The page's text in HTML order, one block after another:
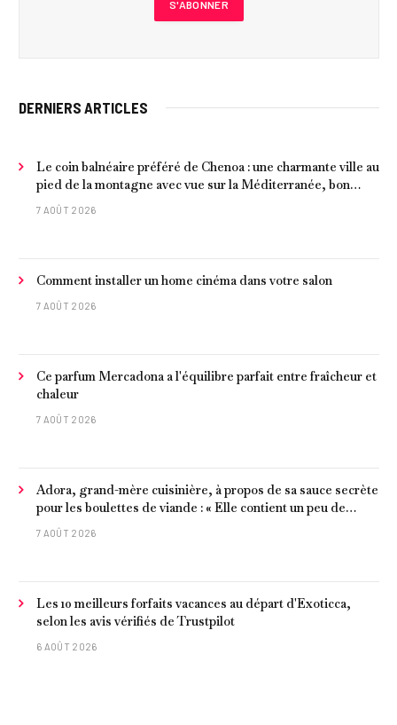
DERNIERS ARTICLES
Le coin balnéaire préféré de Chenoa : une charmante ville au
pied de la montagne avec vue sur la Méditerranée, bon
poisson et criques isolées
7 AOÛT 2026
Comment installer un home cinéma dans votre salon
7 AOÛT 2026
Ce parfum Mercadona a l'équilibre parfait entre fraîcheur et
chaleur
7 AOÛT 2026
Adora, grand-mère cuisinière, à propos de sa sauce secrète
pour les boulettes de viande : « Elle contient un peu de
curcuma, du poivre, une poignée d'amandes et des tomates
7 AOÛT 2026
Les 10 meilleurs forfaits vacances au départ d'Exoticca,
selon les avis vérifiés de Trustpilot
6 AOÛT 2026